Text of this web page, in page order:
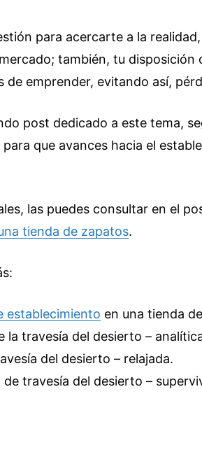
para acercarte a la
también, tu disposición
de emprender, evitando así,
post dedicado a este tema,
que avances hacia el
las puedes consultar en el
tienda de zapatos.
establecimiento en una tienda
la travesía del desierto –
del desierto – relajada.
de travesía del desierto –